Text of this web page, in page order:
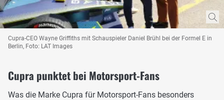
Cupra-CEO Wayne Griffiths mit Schauspieler Daniel Brühl bei der Formel E in
Berlin, Foto: LAT Images
Cupra punktet bei Motorsport-Fans
Was die Marke Cupra für Motorsport-Fans besonders